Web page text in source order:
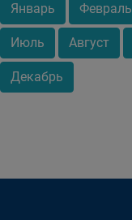
Январь Февраль
Июль Август
Декабрь